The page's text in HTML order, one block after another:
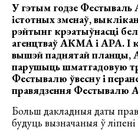
У гэтым годзе
істотных зменаў,
рэйтынг крэатыўнасці
агенцтваў АКМА і АРА. І
вышэй паднятай планцы,
парушыць шматгадовую
Фестывалю ўвесну і
правядзення Фестывалю
Больш дакладныя даты
будуць вызначаныя ў ліпені